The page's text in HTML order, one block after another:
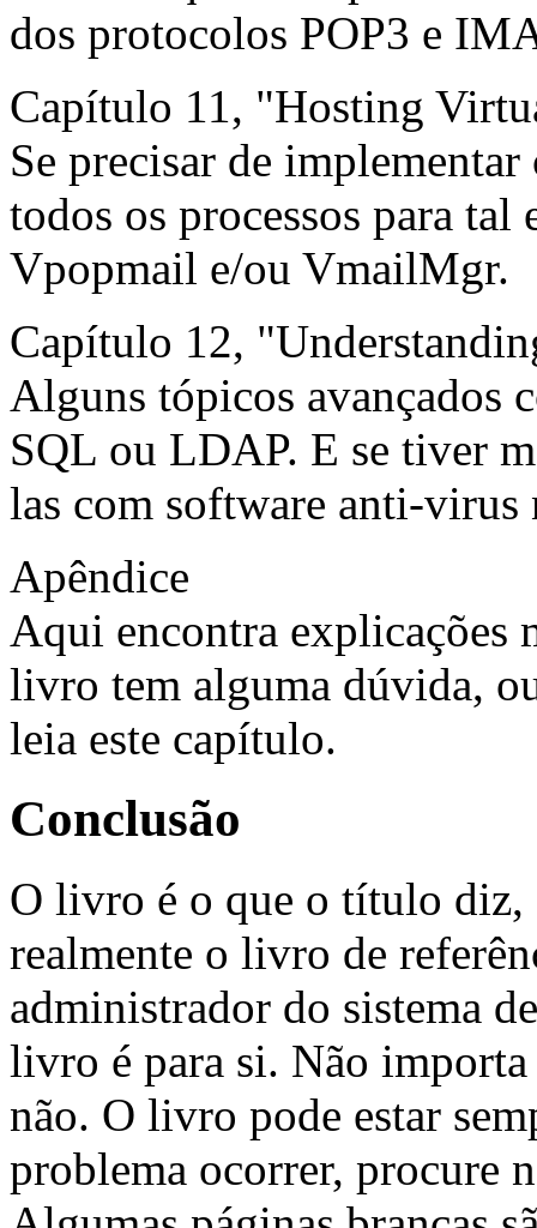
dos protocolos POP3 e
Capítulo 11, "Hosting
Se precisar de
todos os processos para
Vpopmail e/ou VmailMgr.
Capítulo 12,
Alguns tópicos avançados
SQL ou LDAP. E se tiver
las com software anti-virus
Apêndice
Aqui encontra explicações
livro tem alguma dúvida,
leia este capítulo.
Conclusão
O livro é o que o título
realmente o livro de
administrador do sistema
livro é para si. Não
não. O livro pode estar
problema ocorrer, procure